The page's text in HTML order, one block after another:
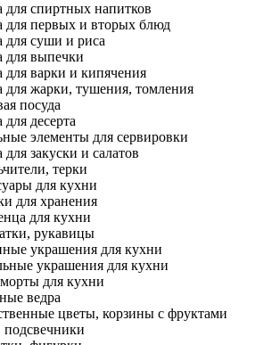
для спиртных напитков
для первых и вторых блюд
для суши и риса
для выпечки
для варки и кипячения
для жарки, тушения, томления
посуда
для десерта
элементы для сервировки
для закуски и салатов
терки
для кухни
для хранения
для кухни
рукавицы
украшения для кухни
украшения для кухни
для кухни
ведра
цветы, корзины с фруктами